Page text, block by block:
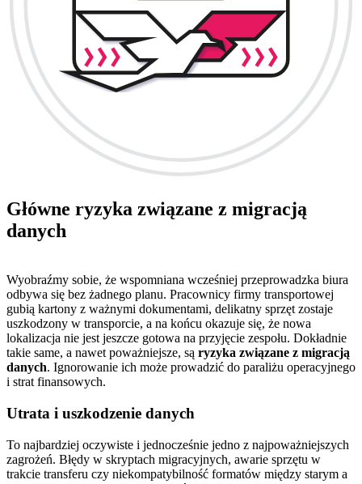
Główne ryzyka związane z migracją
danych
Wyobraźmy sobie, że wspomniana wcześniej przeprowadzka biura
odbywa się bez żadnego planu. Pracownicy firmy transportowej
gubią kartony z ważnymi dokumentami, delikatny sprzęt zostaje
uszkodzony w transporcie, a na końcu okazuje się, że nowa
lokalizacja nie jest jeszcze gotowa na przyjęcie zespołu. Dokładnie
takie same, a nawet poważniejsze, są ryzyka związane z migracją
danych. Ignorowanie ich może prowadzić do paraliżu operacyjnego
i strat finansowych.
Utrata i uszkodzenie danych
To najbardziej oczywiste i jednocześnie jedno z najpoważniejszych
zagrożeń. Błędy w skryptach migracyjnych, awarie sprzętu w
trakcie transferu czy niekompatybilność formatów między starym a